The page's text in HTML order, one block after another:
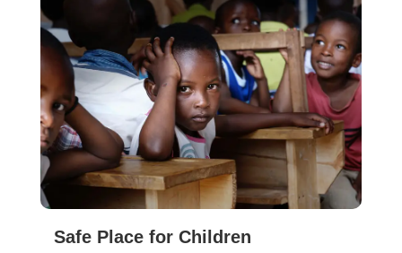
Safe Place for Children